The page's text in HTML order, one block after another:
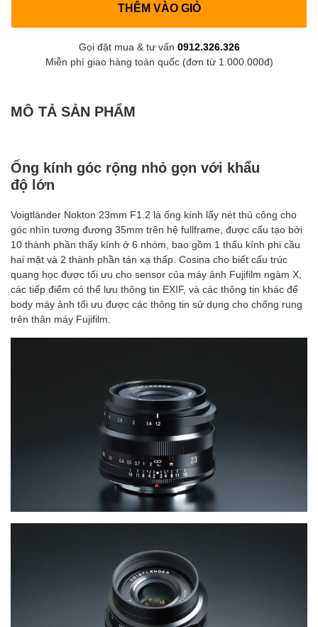
THÊM VÀO GIỎ
Gọi đặt mua & tư vấn 0912.326.326
Miễn phí giao hàng toàn quốc (đơn từ 1.000.000đ)
MÔ TẢ SẢN PHẨM
Ống kính góc rộng nhỏ gọn với khẩu
độ lớn
Voigtländer Nokton 23mm F1.2 là ống kính lấy nét thủ công cho
góc nhìn tương đương 35mm trên hệ fullframe, được cấu tạo bởi
10 thành phần thấy kính ở 6 nhóm, bao gồm 1 thấu kính phi cầu
hai mặt và 2 thành phần tán xạ thấp. Cosina cho biết cấu trúc
quang học được tối ưu cho sensor của máy ảnh Fujifilm ngàm X,
các tiếp điểm có thể lưu thông tin EXIF, và các thông tin khác để
body máy ảnh tối ưu được các thông tin sử dụng cho chống rung
trên thân máy Fujifilm.